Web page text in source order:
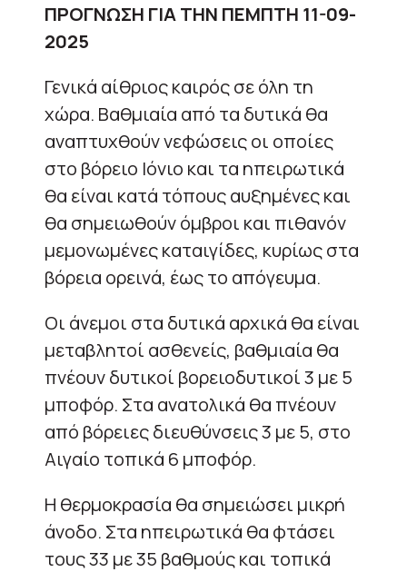
ΠΡΟΓΝΩΣΗ ΓΙΑ ΤΗΝ ΠΕΜΠΤΗ 11-09-
2025
Γενικά αίθριος καιρός σε όλη τη
χώρα. Βαθμιαία από τα δυτικά θα
αναπτυχθούν νεφώσεις οι οποίες
στο βόρειο Ιόνιο και τα ηπειρωτικά
θα είναι κατά τόπους αυξημένες και
θα σημειωθούν όμβροι και πιθανόν
μεμονωμένες καταιγίδες, κυρίως στα
βόρεια ορεινά, έως το απόγευμα.
Οι άνεμοι στα δυτικά αρχικά θα είναι
μεταβλητοί ασθενείς, βαθμιαία θα
πνέουν δυτικοί βορειοδυτικοί 3 με 5
μποφόρ. Στα ανατολικά θα πνέουν
από βόρειες διευθύνσεις 3 με 5, στο
Αιγαίο τοπικά 6 μποφόρ.
Η θερμοκρασία θα σημειώσει μικρή
άνοδο. Στα ηπειρωτικά θα φτάσει
τους 33 με 35 βαθμούς και τοπικά